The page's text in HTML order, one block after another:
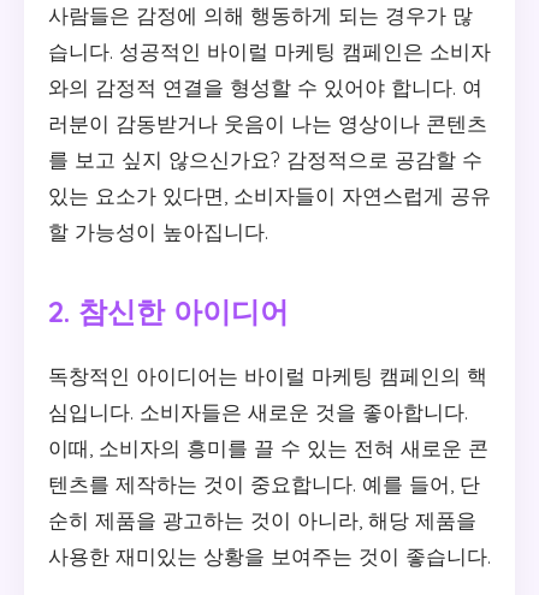
사람들은 감정에 의해 행동하게 되는 경우가 많
습니다. 성공적인 바이럴 마케팅 캠페인은 소비자
와의 감정적 연결을 형성할 수 있어야 합니다. 여
러분이 감동받거나 웃음이 나는 영상이나 콘텐츠
를 보고 싶지 않으신가요? 감정적으로 공감할 수
있는 요소가 있다면, 소비자들이 자연스럽게 공유
할 가능성이 높아집니다.
2. 참신한 아이디어
독창적인 아이디어는 바이럴 마케팅 캠페인의 핵
심입니다. 소비자들은 새로운 것을 좋아합니다.
이때, 소비자의 흥미를 끌 수 있는 전혀 새로운 콘
텐츠를 제작하는 것이 중요합니다. 예를 들어, 단
순히 제품을 광고하는 것이 아니라, 해당 제품을
사용한 재미있는 상황을 보여주는 것이 좋습니다.